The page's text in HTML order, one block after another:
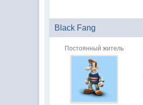
Black Fang
Постоянный житель